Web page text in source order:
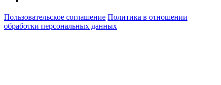
Пользовательское соглашение Политика в отношении
обработки персональных данных